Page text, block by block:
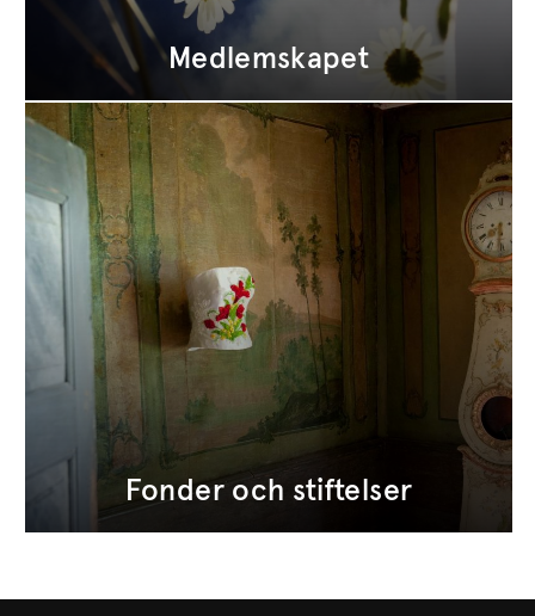
Medlemskapet
Fonder och stiftelser